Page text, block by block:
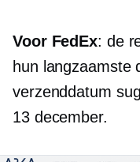
Voor FedEx: de
hun langzaamste
verzenddatum
13 december.